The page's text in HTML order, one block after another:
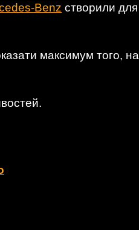
Benz створили для
максимум того, на